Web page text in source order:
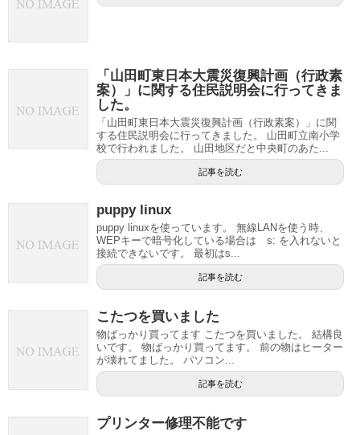
「山田町東日本大震災復興計画（行政素
案）」に関する住民説明会に行ってきま
した。
「山田町東日本大震災復興計画（行政素案）」に関
する住民説明会に行ってきました。 山田町立南小学
校で行われました。 山田地区だと中央町のあた...
記事を読む
puppy linux
puppy linuxを使っています。 無線LANを使う時、
WEPキーで暗号化している場合は s: を入れないと
接続できないです。 最初はs...
記事を読む
こたつを買いました
物ばっかり買ってます こたつを買いました。 結構良
いです。 物ばっかり買ってます。 前の物はヒーター
が壊れてました。 パソコン...
記事を読む
プリンター修理不能です